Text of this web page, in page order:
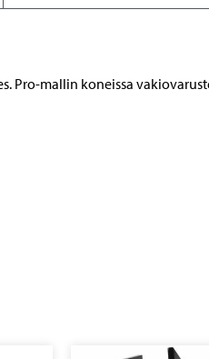
Pro-mallin koneissa